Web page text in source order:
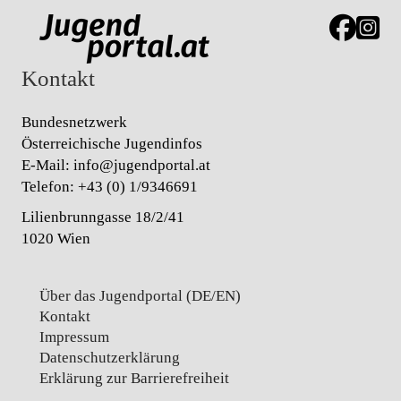
Link zur
Link
Kontakt
Bundesnetzwerk
Österreichische Jugendinfos
E-Mail: info@jugendportal.at
Telefon: +43 (0) 1/9346691
Lilienbrunngasse 18/2/41
1020 Wien
Über das Jugendportal (DE/EN)
Kontakt
Impressum
Datenschutz­erklärung
Erklärung zur Barrierefreiheit